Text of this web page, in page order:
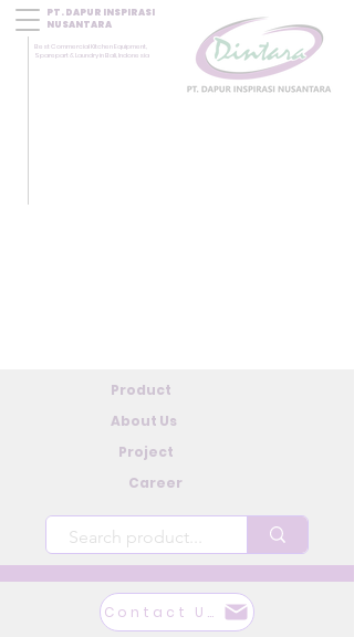
PT. DAPUR INSPIRASI
NUSANTARA
Best Commercial Kitchen Equipment,
Sparepart & Laundry in Bali, Indonesia
Career
Contact Us
Product
About Us
Project